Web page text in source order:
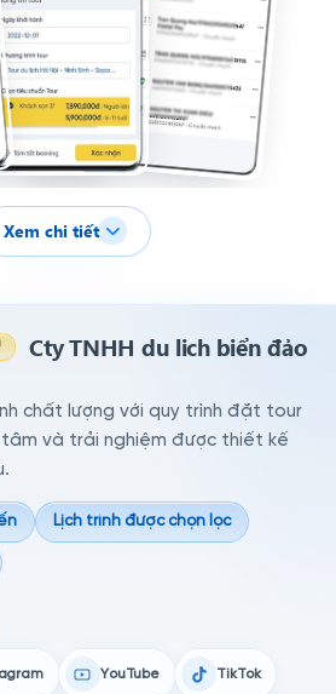
Xem chi tiết
Cty TNHH du lich biển đảo
chất lượng với quy trình đặt tour
và trải nghiệm được thiết kế
Lịch trình được chọn lọc
YouTube TikTok